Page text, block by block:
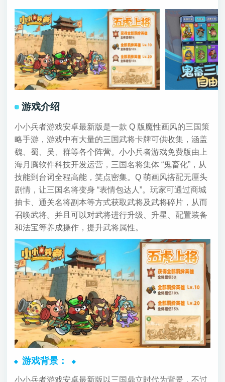
游戏介绍
小小兵者游戏安卓最新版是一款 Q 版魔性画风的三国策
略手游，游戏中有大量的三国武将卡牌可供收集，涵盖
魏、蜀、吴、群等各个阵营。小小兵者游戏免费版由上
海月腾软件科技开发运营，三国名将集体 “鬼畜化”，从
技能到台词全程高能，笑点密集。Q 萌画风搭配无厘头
剧情，让三国名将变身 “表情包达人”。玩家可通过商城
抽卡、通关名将副本等方式获取武将及武将碎片，从而
召唤武将。并且可以对武将进行升级、升星、配置装备
和法宝等养成操作，提升武将属性。
游戏背景：
小小兵者游戏安卓最新版以三国鼎立时代为背景，不过